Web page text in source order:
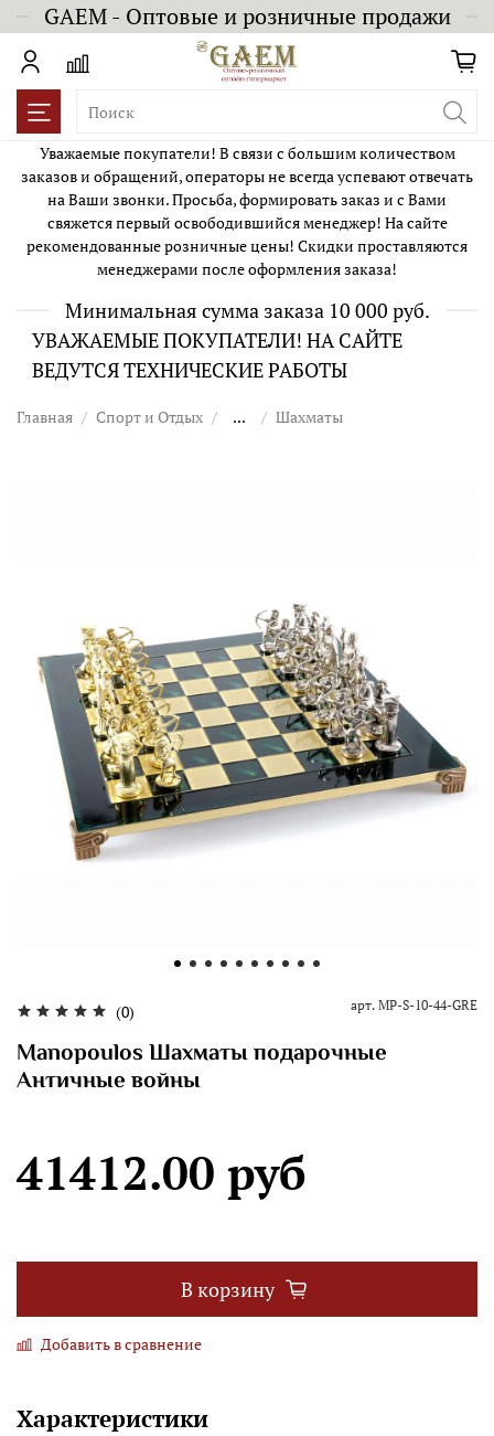
GAEM - Оптовые и розничные продажи
Уважаемые покупатели! В связи с большим количеством
заказов и обращений, операторы не всегда успевают отвечать
на Ваши звонки. Просьба, формировать заказ и с Вами
свяжется первый освободившийся менеджер! На сайте
рекомендованные розничные цены! Скидки проставляются
менеджерами после оформления заказа!
Минимальная сумма заказа 10 000 руб.
УВАЖАЕМЫЕ ПОКУПАТЕЛИ! НА САЙТЕ
ВЕДУТСЯ ТЕХНИЧЕСКИЕ РАБОТЫ
Главная Спорт и Отдых ... Шахматы
(0) арт. MP-S-10-44-GRE
Manopoulos Шахматы подарочные
Античные войны
41412.00 руб
В корзину
Добавить в сравнение
Характеристики